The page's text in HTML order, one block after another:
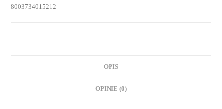
8003734015212
OPIS
OPINIE (0)